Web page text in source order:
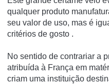
qualquer produto
seu valor de uso, mas é
critérios de gosto .
No sentido de contrariar a
atribuída à França em
criam uma instituição